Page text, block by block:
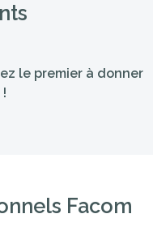
le premier à donner
Facom